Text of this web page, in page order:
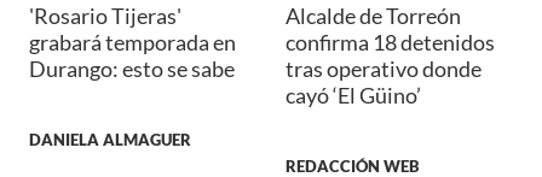
'Rosario Tijeras'
grabará temporada en
Durango: esto se sabe
DANIELA ALMAGUER
Alcalde de Torreón
confirma 18 detenidos
tras operativo donde
cayó ‘El Güino’
REDACCIÓN WEB